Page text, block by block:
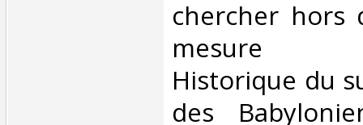
chercher hors
mesure
Historique du
des